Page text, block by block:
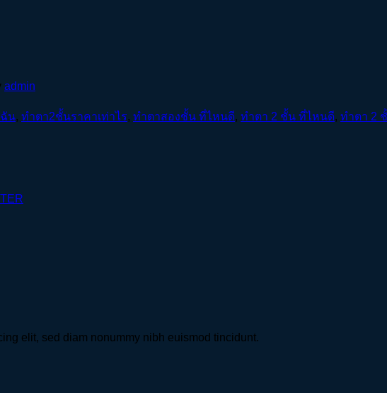
admin
น, ทําตา2ชั้นราคาเท่าไร, ทําตาสองชั้น ที่ไหนดี, ทำตา 2 ชั้น ที่ไหนดี, ทำตา 2
elit, sed diam nonummy nibh euismod tincidunt.